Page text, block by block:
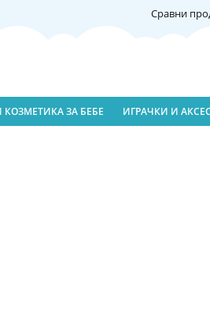
Сравни
КОЗМЕТИКА ЗА БЕБЕ ИГРАЧКИ И